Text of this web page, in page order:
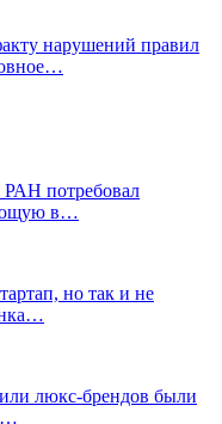
нарушений правил
потребовал
в…
но так и не
люкс-брендов были